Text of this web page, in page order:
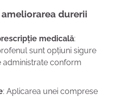
durerii
medicală:
sunt opțiuni sigure
administrate conform
: Aplicarea unei comprese